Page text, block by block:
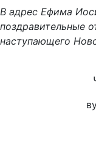
В адрес Ефима
поздравительные
наступающего